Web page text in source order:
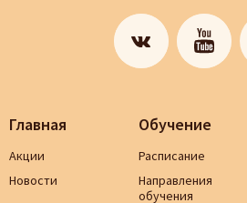
Главная
Акции
Новости
Обучение
Расписание
Направления
обучения